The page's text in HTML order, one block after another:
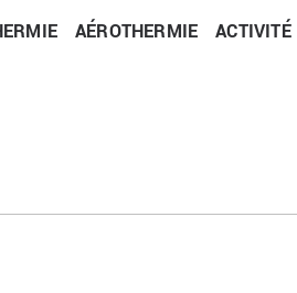
AÉROTHERMIE ACTIVITÉ